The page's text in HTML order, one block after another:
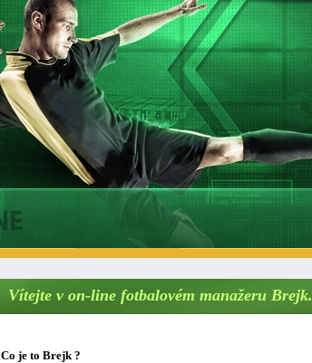
Vítejte v on-line fotbalovém manažeru Brejk.
Co je to Brejk ?